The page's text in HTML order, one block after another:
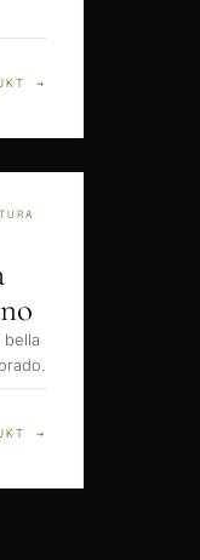
→
bella
→